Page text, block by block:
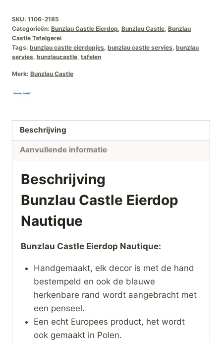
SKU: 1106-2185
Categorieën: Bunzlau Castle Eierdop, Bunzlau Castle, Bunzlau
Castle Tafelgerei
Tags: bunzlau castle eierdopjes, bunzlau castle servies, bunzlau
servies, bunzlaucastle, tafelen
Merk: Bunzlau Castle
Beschrijving
Aanvullende informatie
Beschrijving
Bunzlau Castle Eierdop
Nautique
Bunzlau Castle Eierdop Nautique:
Handgemaakt, elk decor is met de hand
bestempeld en ook de blauwe
herkenbare rand wordt aangebracht met
een penseel.
Een echt Europees product, het wordt
ook gemaakt in Polen.